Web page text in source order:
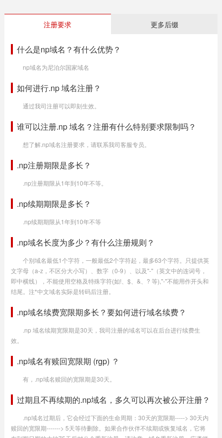
注册要求 更多后缀
什么是np域名？有什么优势？
np域名为尼泊尔国家域名
如何进行.np 域名注册？
通过我司注册可以即刻生效。
谁可以注册.np 域名？注册有什么特别要求限制吗？
想了解.np域名注册要求，请联系我司客服专员。
.np注册期限是多长？
.np注册期限从1年到10年不等。
.np续期期限是多长？
.np续期期限从1年到10年不等
.np域名长度为多少？有什么注册规则？
个别域名最低1个字符，一般最低2个字符起，最多63个字符。只提供英
文字母（a-z，不区分大小写）、数字（0-9）、以及"-"（英文中的连词号，
即中横线），不能使用空格及特殊字符(如!、$、&、? 等),"-"不能用作开头和
结尾。注*中文域名实际是转码后注册。
.np域名续费宽限期多长？要如何进行域名续费？
.np 域名续期宽限期是30天，我司注册的域名可以在后台进行续费生
效。
.np域名有赎回宽限期 (rgp) ？
有，.np域名赎回的宽限期是30天。
过期且不再续期的.np域名，多久可以再次被公开注册？
.np域名过期后，它会经过下面的生命周期：30天的宽限期-----> 30天内
赎回的宽限期-------> 5天等待删除。如果合作伙伴不续期或恢复域名，它将